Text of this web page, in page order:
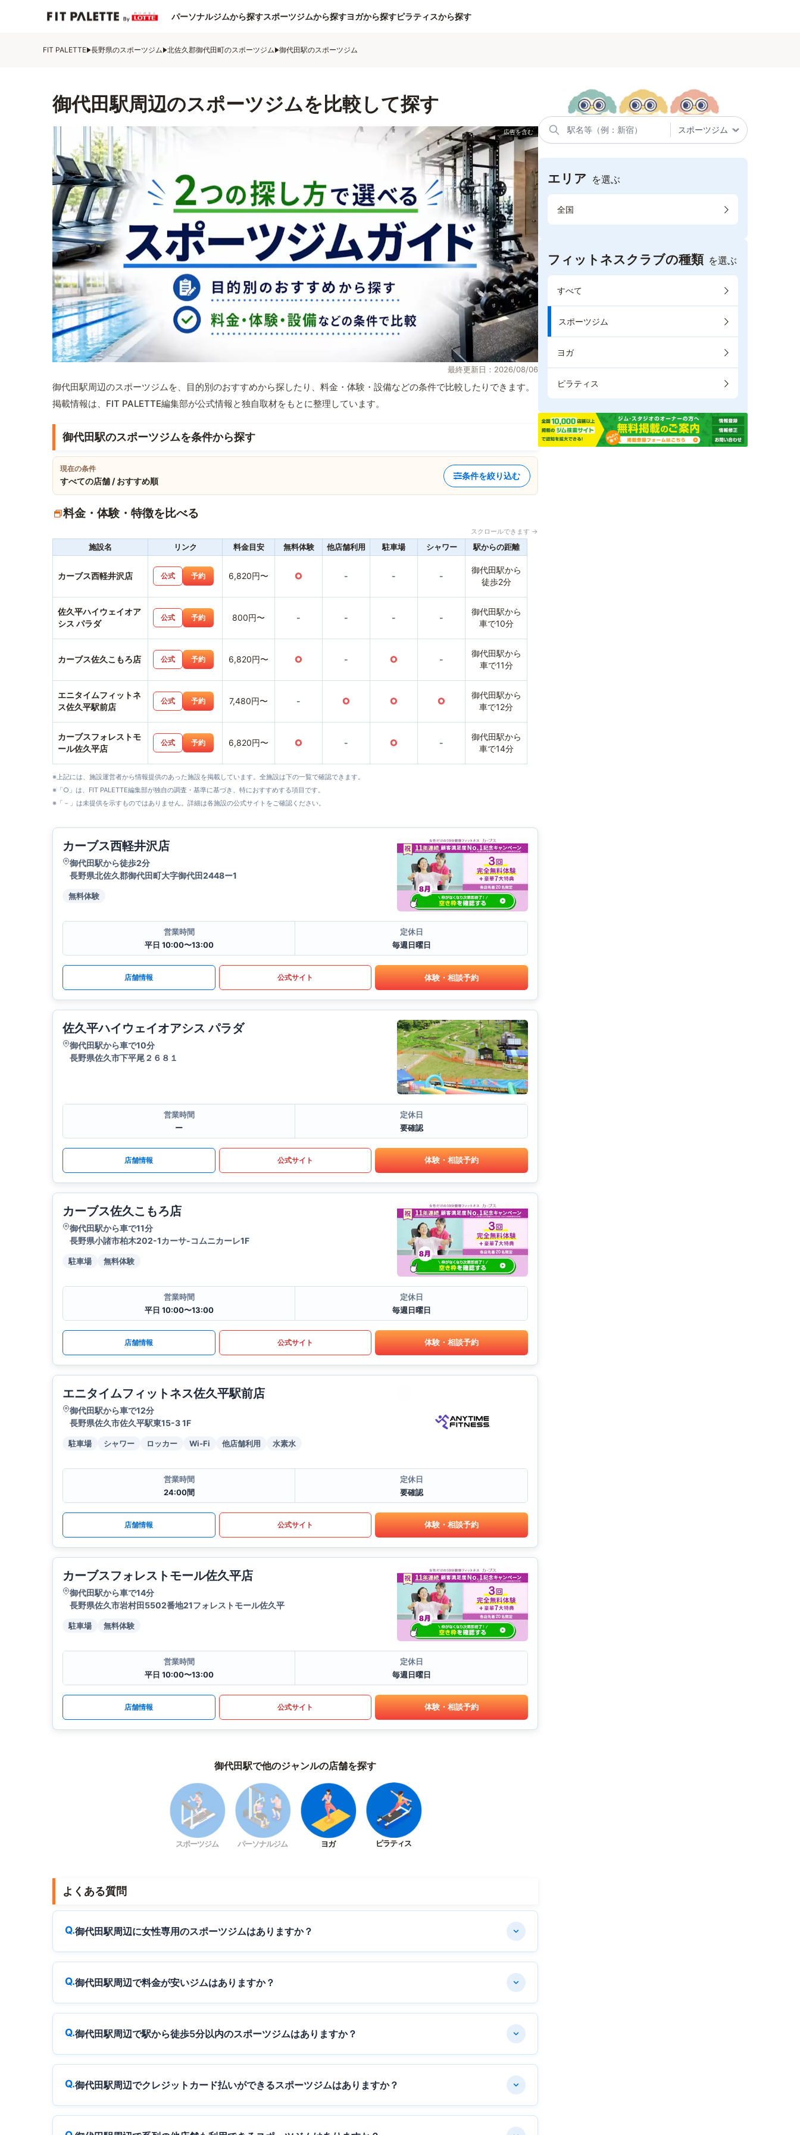
パーソナルジムから探すスポーツジムから探すヨガから探すピラティスから探す
FIT PALETTE 長野県のスポーツジム 北佐久郡御代田町のスポーツジム 御代田駅のスポーツジム
御代田駅周辺のスポーツジムを比較して探す
最終更新日：2026/08/06
御代田駅周辺のスポーツジムを、目的別のおすすめから探したり、料金・体験・設備などの条件で比較したりできます。
掲載情報は、FIT PALETTE編集部が公式情報と独自取材をもとに整理しています。
御代田駅のスポーツジムを条件から探す
現在の条件
すべての店舗 / おすすめ順
条件を絞り込む
料金・体験・特徴を比べる
スクロールできます →
施設名 リンク 料金目安 無料体験 他店舗利用 駐車場 シャワー 駅からの距離
カーブス西軽井沢店 公式 予約 6,820円〜 ○ - - -
御代田駅から
徒歩2分
佐久平ハイウェイオア
シス パラダ
公式 予約 800円〜 - - - -
御代田駅から
車で10分
カーブス佐久こもろ店 公式 予約 6,820円〜 ○ - ○ -
御代田駅から
車で11分
エニタイムフィットネ
ス佐久平駅前店
公式 予約 7,480円〜 - ○ ○ ○
御代田駅から
車で12分
カーブスフォレストモ
ール佐久平店
公式 予約 6,820円〜 ○ - ○ -
御代田駅から
車で14分
※上記には、施設運営者から情報提供のあった施設を掲載しています。全施設は下の一覧で確認できます。
※「○」は、FIT PALETTE編集部が独自の調査・基準に基づき、特におすすめする項目です。
※「－」は未提供を示すものではありません。詳細は各施設の公式サイトをご確認ください。
カーブス西軽井沢店
御代田駅から徒歩2分
長野県北佐久郡御代田町大字御代田2448ー1
無料体験
営業時間
平日 10:00〜13:00
定休日
毎週日曜日
店舗情報 公式サイト 体験・相談予約
佐久平ハイウェイオアシス パラダ
御代田駅から車で10分
長野県佐久市下平尾２６８１
営業時間
ー
定休日
要確認
店舗情報 公式サイト 体験・相談予約
カーブス佐久こもろ店
御代田駅から車で11分
長野県小諸市柏木202-1カーサ-コムニカーレ1F
駐車場 無料体験
営業時間
平日 10:00〜13:00
定休日
毎週日曜日
店舗情報 公式サイト 体験・相談予約
エニタイムフィットネス佐久平駅前店
御代田駅から車で12分
長野県佐久市佐久平駅東15-3 1F
駐車場 シャワー ロッカー Wi-Fi 他店舗利用 水素水
営業時間
24:00間
定休日
要確認
店舗情報 公式サイト 体験・相談予約
カーブスフォレストモール佐久平店
御代田駅から車で14分
長野県佐久市岩村田5502番地21フォレストモール佐久平
駐車場 無料体験
営業時間
平日 10:00〜13:00
定休日
毎週日曜日
店舗情報 公式サイト 体験・相談予約
御代田駅で他のジャンルの店舗を探す
スポーツジム パーソナルジム ヨガ ピラティス
よくある質問
御代田駅周辺に女性専用のスポーツジムはありますか？
御代田駅周辺で料金が安いジムはありますか？
御代田駅周辺で駅から徒歩5分以内のスポーツジムはありますか？
御代田駅周辺でクレジットカード払いができるスポーツジムはありますか？
エリア を選ぶ
全国
フィットネスクラブの種類 を選ぶ
すべて
スポーツジム
ヨガ
ピラティス